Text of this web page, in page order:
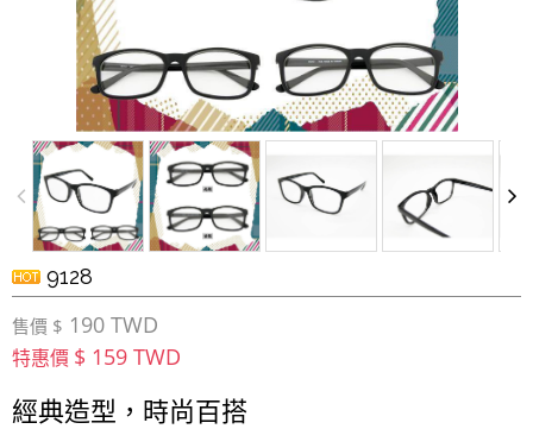
9128
售價 $ 190 TWD
特惠價 $ 159 TWD
經典造型，時尚百搭